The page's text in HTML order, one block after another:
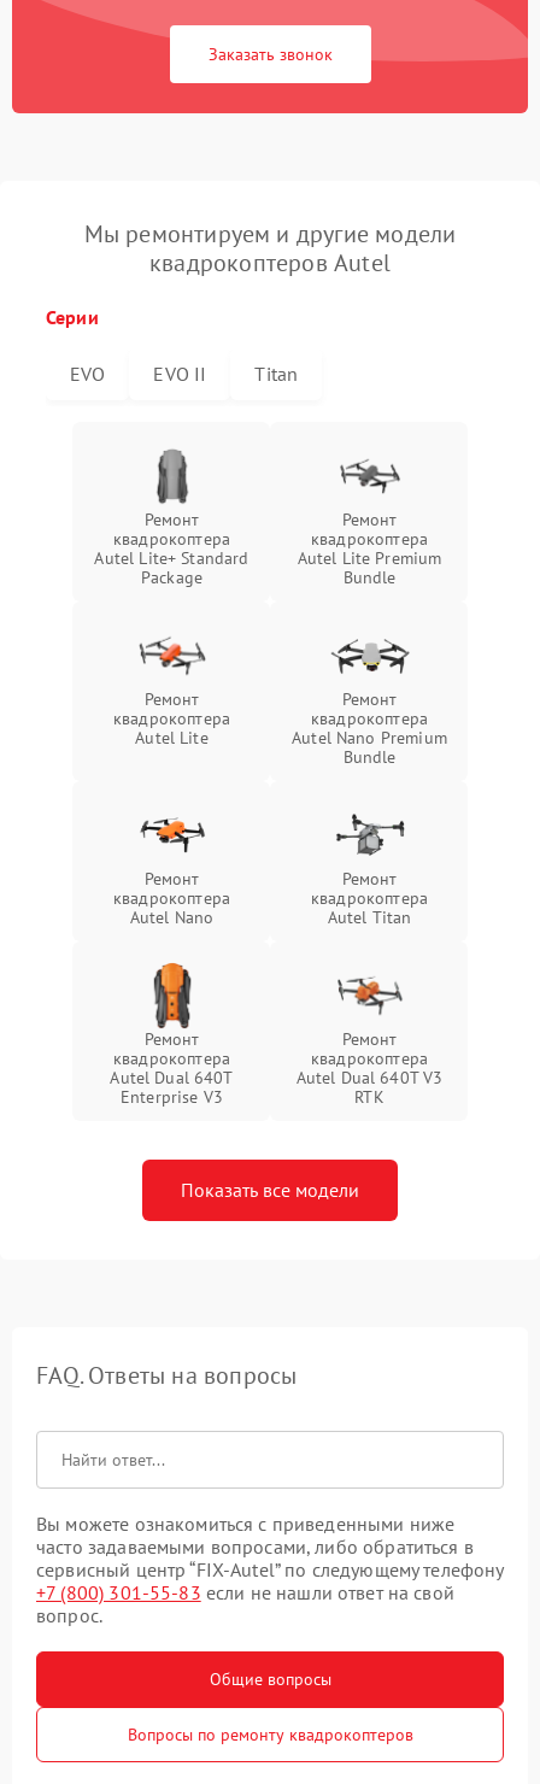
Заказать звонок
Мы ремонтируем и другие модели
квадрокоптеров Autel
Серии
EVO EVO II Titan
Ремонт
квадрокоптера
Autel Lite+ Standard
Package
Ремонт
квадрокоптера
Autel Lite Premium
Bundle
Ремонт
квадрокоптера
Autel Lite
Ремонт
квадрокоптера
Autel Nano Premium
Bundle
Ремонт
квадрокоптера
Autel Nano
Ремонт
квадрокоптера
Autel Titan
Ремонт
квадрокоптера
Autel Dual 640T
Enterprise V3
Ремонт
квадрокоптера
Autel Dual 640T V3
RTK
Показать все модели
FAQ. Ответы на вопросы
Вы можете ознакомиться с приведенными ниже
часто задаваемыми вопросами, либо обратиться в
сервисный центр “FIX-Autel” по следующему телефону
+7 (800) 301-55-83 если не нашли ответ на свой
вопрос.
Общие вопросы
Вопросы по ремонту квадрокоптеров